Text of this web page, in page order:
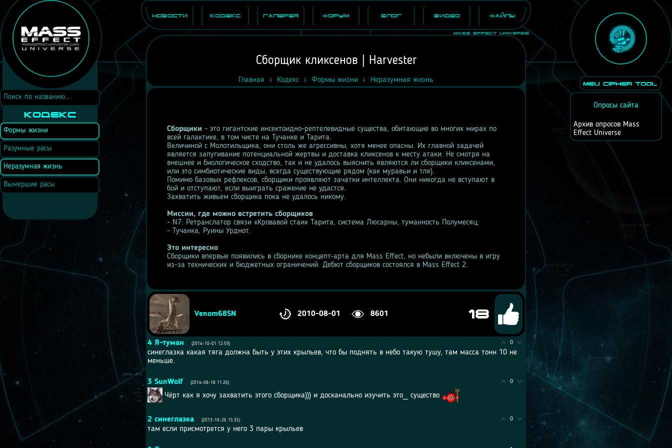
Mass Effect Universe
Новости Кодекс Галерея Форум Блог Видео Файлы
Главная Кодекс Формы жизни Неразумная жизнь
Сборщик кликсенов | Harvester
Сборщики - это гигантские инсектоидно-рептелевидные существа, обитающие во многих мирах по
всей галактике, в том чисте на Тучанке и Тарита.
Величиной с Молотильщика, они столь же агрессивны, хотя менее опасны. Их главной задачей
является запугивание потенциальной жертвы и доставка кликсенов к месту атаки. Не смотря на
внешнее и биологическое сходство, так и не удалось выяснить являются ли сборщики кликсенами,
или это симбиотические виды, всегда существующие рядом (как муравьи и тля).
Помимо базовых рефлексов, сборщики проявляют зачатки интеллекта. Они никогда не вступают в
бой и отступают, если выиграть сражение не удастся.
Захватить живьем сборщика пока не удалось никому.
Миссии, где можно встретить сборщиков
- N7: Ретранслатор связи «Кровавой стаи» Тарита, система Люсарны, туманность Полумесяц;
- Тучанка, Руины Урднот.
Это интересно
Сборщики впервые появились в сборнике концепт-арта для Mass Effect, но небыли включены в игру
из-за технических и бюджетных ограничений. Дебют сборщиков состоялся в Mass Effect 2.
Venom68SN 2010-08-01 8601 18
0
4 Я-туман (2014-10-01 12:59)
синеглазка какая тяга должна быть у этих крыльев, что бы поднять в небо такую тушу, там масса тонн 10 не
меньше.
0
3 SunWolf (2014-08-18 11:26)
Чёрт как я хочу захватить этого сборщика))) и досканально изучить это_ существо
0
2 синеглазка (2013-10-26 15:35)
там если присмотрется у него 3 пары крыльев
Кодекс
Формы жизни
Разумные расы
Неразумная жизнь
Вымершие расы
Опросы сайта
Архив опросов Mass
Effect Universe